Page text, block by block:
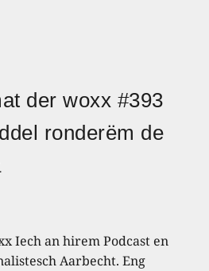
der woxx #393
ronderëm de
Iech an hirem Podcast en
Aarbecht. Eng